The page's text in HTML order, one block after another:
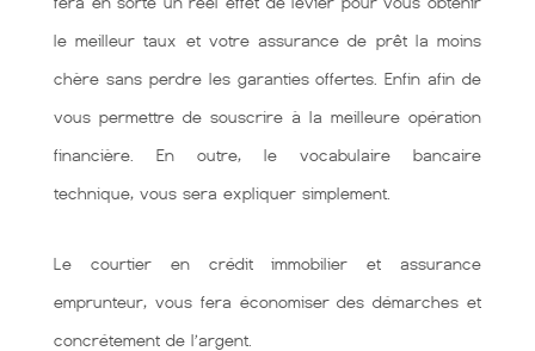
le meilleur taux et votre assurance de prêt la moins
chère sans perdre les garanties offertes. Enfin afin de
vous permettre de souscrire à la meilleure opération
financière. En outre, le vocabulaire bancaire
technique, vous sera expliquer simplement.
Le courtier en crédit immobilier et assurance
emprunteur, vous fera économiser des démarches et
concrétement de l’argent.